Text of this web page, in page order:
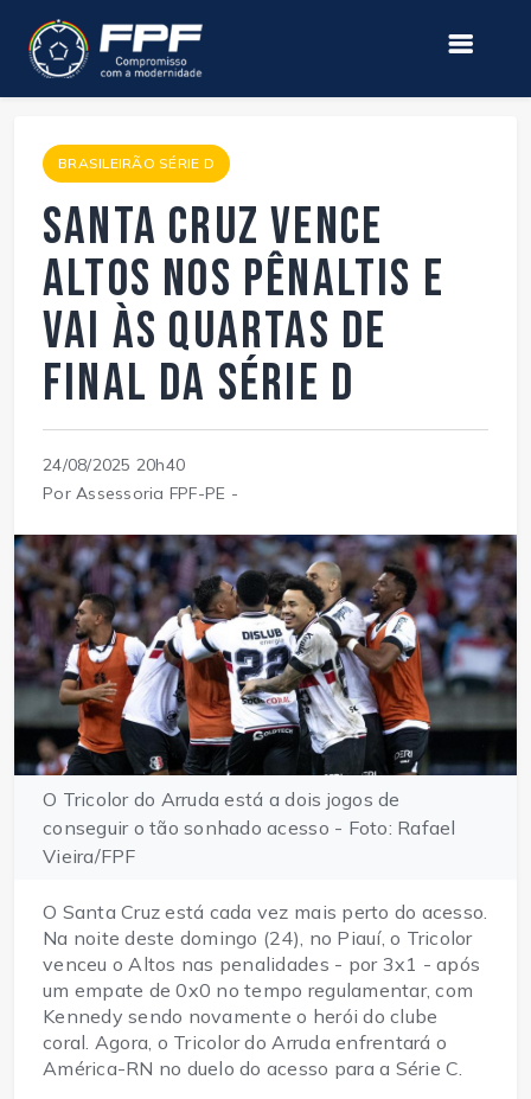
BRASILEIRÃO SÉRIE D
Santa Cruz vence
Altos nos pênaltis e
vai às quartas de
final da Série D
24/08/2025 20h40
Por Assessoria FPF-PE -
O Tricolor do Arruda está a dois jogos de
conseguir o tão sonhado acesso - Foto: Rafael
Vieira/FPF
O Santa Cruz está cada vez mais perto do acesso.
Na noite deste domingo (24), no Piauí, o Tricolor
venceu o Altos nas penalidades - por 3x1 - após
um empate de 0x0 no tempo regulamentar, com
Kennedy sendo novamente o herói do clube
coral. Agora, o Tricolor do Arruda enfrentará o
América-RN no duelo do acesso para a Série C.